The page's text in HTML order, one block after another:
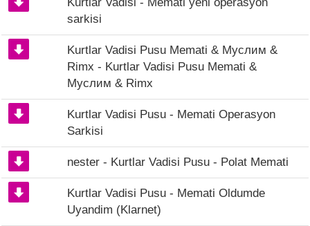
sarkisi
Kurtlar Vadisi Pusu Memati & Муслим &
Rimx - Kurtlar Vadisi Pusu Memati &
Муслим & Rimx
Kurtlar Vadisi Pusu - Memati Operasyon
Sarkisi
nester - Kurtlar Vadisi Pusu - Polat Memati
Kurtlar Vadisi Pusu - Memati Oldumde
Uyandim (Klarnet)